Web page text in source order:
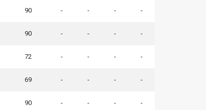
90 - - - -
90 - - - -
72 - - - -
69 - - - -
90 - - - -